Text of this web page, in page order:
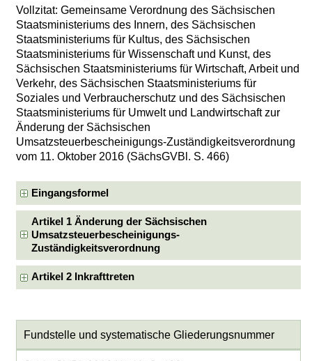
Vollzitat: Gemeinsame Verordnung des Sächsischen
Staatsministeriums des Innern, des Sächsischen
Staatsministeriums für Kultus, des Sächsischen
Staatsministeriums für Wissenschaft und Kunst, des
Sächsischen Staatsministeriums für Wirtschaft, Arbeit und
Verkehr, des Sächsischen Staatsministeriums für
Soziales und Verbraucherschutz und des Sächsischen
Staatsministeriums für Umwelt und Landwirtschaft zur
Änderung der Sächsischen
Umsatzsteuerbescheinigungs-Zuständigkeitsverordnung
vom 11. Oktober 2016 (SächsGVBl. S. 466)
Eingangsformel
Artikel 1 Änderung der Sächsischen
Umsatzsteuerbescheinigungs-
Zuständigkeitsverordnung
Artikel 2 Inkrafttreten
Fundstelle und systematische Gliederungsnummer